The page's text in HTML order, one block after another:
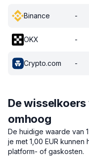
Binance -
OKX -
Crypto.com -
De
omhoog
De huidige waarde van
je met 1,00 EUR
platform- of gaskosten.